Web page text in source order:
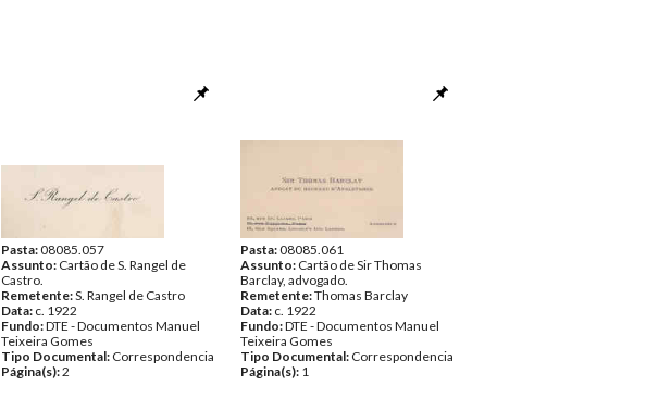
Pasta:08085.057
Assunto: Cartão de S. Rangel de
Castro.
Remetente:S. Rangel de Castro
Data: c. 1922
Fundo:DTE - Documentos Manuel
Teixeira Gomes
Tipo Documental: Correspondencia
Página(s):2
Pasta:08085.061
Assunto: Cartão de Sir Thomas
Barclay, advogado.
Remetente:Thomas Barclay
Data: c. 1922
Fundo:DTE - Documentos Manuel
Teixeira Gomes
Tipo Documental: Correspondencia
Página(s): 1